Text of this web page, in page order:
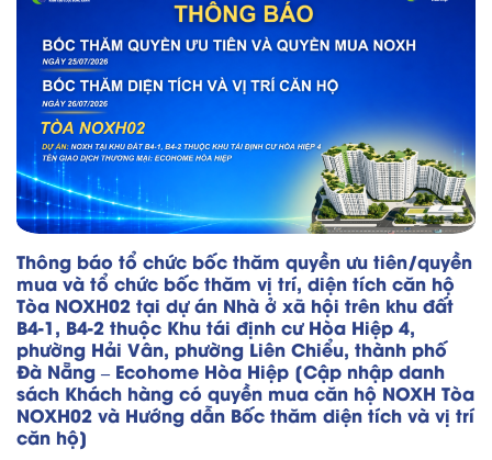
Thông báo tổ chức bốc thăm quyền ưu tiên/quyền
mua và tổ chức bốc thăm vị trí, diện tích căn hộ
Tòa NOXH02 tại dự án Nhà ở xã hội trên khu đất
B4-1, B4-2 thuộc Khu tái định cư Hòa Hiệp 4,
phường Hải Vân, phường Liên Chiểu, thành phố
Đà Nẵng – Ecohome Hòa Hiệp [Cập nhập danh
sách Khách hàng có quyền mua căn hộ NOXH Tòa
NOXH02 và Hướng dẫn Bốc thăm diện tích và vị trí
căn hộ]